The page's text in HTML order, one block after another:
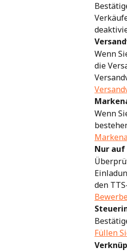
Wenn
die
Wenn
Nur
den
Füllen